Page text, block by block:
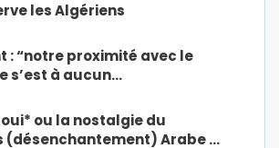
les Algériens
: “notre proximité avec le
s’est à aucun…
ou la nostalgie du
(désenchantement) Arabe …